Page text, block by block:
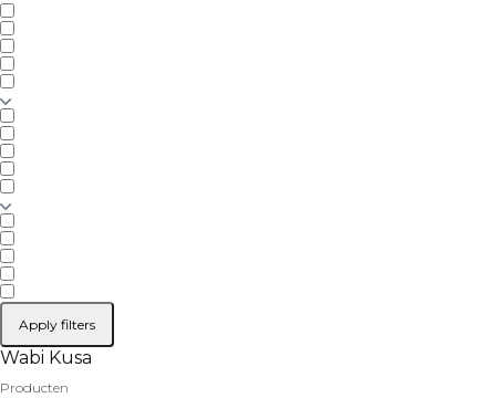
Apply filters
Wabi Kusa
Producten